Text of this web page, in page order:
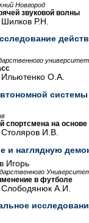
Новгород
звуковой волны
Р.Н.
Ильютенко О.А.
спортсмена на
Столяров И.В.
и наглядную
Игорь
в футболе
Слободянюк А.И.